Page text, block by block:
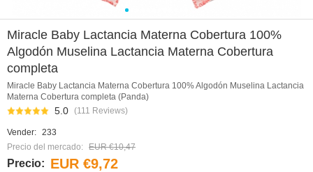
Miracle Baby Lactancia Materna Cobertura 100%
Algodón Muselina Lactancia Materna Cobertura
completa
Miracle Baby Lactancia Materna Cobertura 100% Algodón Muselina Lactancia
Materna Cobertura completa (Panda)
5.0 (111 Reviews)
Vender: 233
Precio del mercado: EUR €10,47
Precio: EUR €9,72